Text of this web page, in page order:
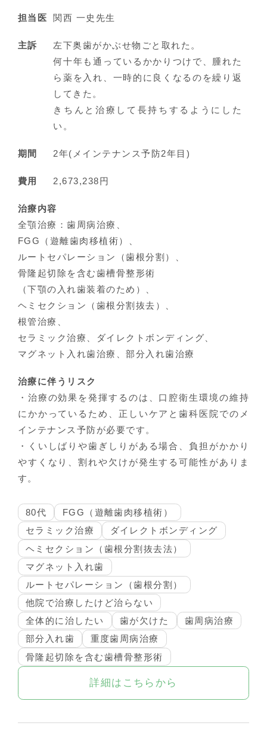
担当医 関西 一史先生
主訴
左下奥歯がかぶせ物ごと取れた。
何十年も通っているかかりつけで、腫れた
ら薬を入れ、一時的に良くなるのを繰り返
してきた。
きちんと治療して長持ちするようにした
い。
期間 2年(メインテナンス予防2年目)
費用 2,673,238円
治療内容
全顎治療：歯周病治療、
FGG（遊離歯肉移植術）、
ルートセパレーション（歯根分割）、
骨隆起切除を含む歯槽骨整形術
（下顎の入れ歯装着のため）、
ヘミセクション（歯根分割抜去）、
根管治療、
セラミック治療、ダイレクトボンディング、
マグネット入れ歯治療、部分入れ歯治療
治療に伴うリスク
・治療の効果を発揮するのは、口腔衛生環境の維持
にかかっているため、正しいケアと歯科医院でのメ
インテナンス予防が必要です。
・くいしばりや歯ぎしりがある場合、負担がかかり
やすくなり、割れや欠けが発生する可能性がありま
す。
80代
FGG（遊離歯肉移植術）
セラミック治療
ダイレクトボンディング
ヘミセクション（歯根分割抜去法）
マグネット入れ歯
ルートセパレーション（歯根分割）
他院で治療したけど治らない
全体的に治したい
歯が欠けた
歯周病治療
部分入れ歯
重度歯周病治療
骨隆起切除を含む歯槽骨整形術
詳細はこちらから